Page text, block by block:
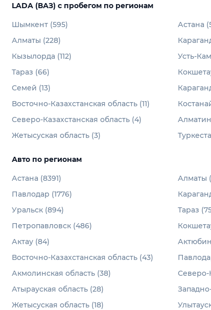
LADA (ВАЗ) с пробегом по регионам
Шымкент (595) Астана
Алматы (228)
Кызылорда (112)
Усть-
Тараз (66)
Семей (13)
Восточно-Казахстанская область (11)
Северо-Казахстанская область (4)
Жетысуская область (3)
Авто по регионам
Астана (8391) Алматы
Павлодар (1776)
Уральск (894)
Тараз
Петропавловск (486)
Актау (84)
Восточно-Казахстанская область (43)
Акмолинская область (38)
Северо-
Атырауская область (28)
Жетысуская область (18)